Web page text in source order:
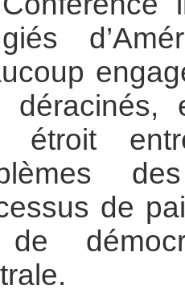
déracinés,
étroit
de